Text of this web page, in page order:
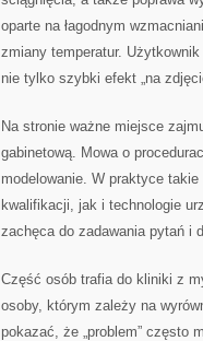
oparte na łagodnym
zmiany temperatur.
nie tylko szybki efekt „na
Na stronie ważne miejsce
gabinetową. Mowa o
modelowanie. W praktyce
kwalifikacji, jak i technologie
zachęca do zadawania pytań i
Część osób trafia do kliniki z
osoby, którym zależy na
pokazać, że „problem” często